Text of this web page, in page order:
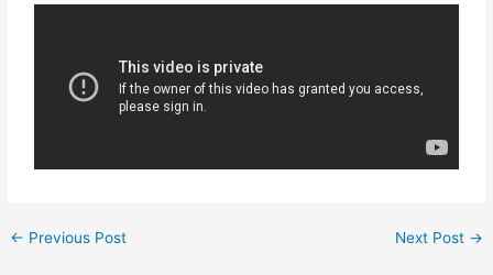
← Previous Post Next Post →